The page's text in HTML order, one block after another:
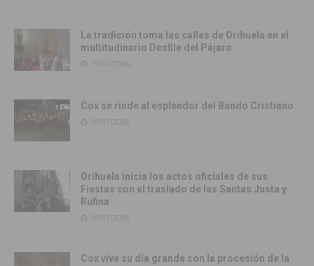
La tradición toma las calles de Orihuela en el
multitudinario Desfile del Pájaro
19/07/2026
Cox se rinde al esplendor del Bando Cristiano
18/07/2026
Orihuela inicia los actos oficiales de sus
Fiestas con el traslado de las Santas Justa y
Rufina
18/07/2026
Cox vive su día grande con la procesión de la